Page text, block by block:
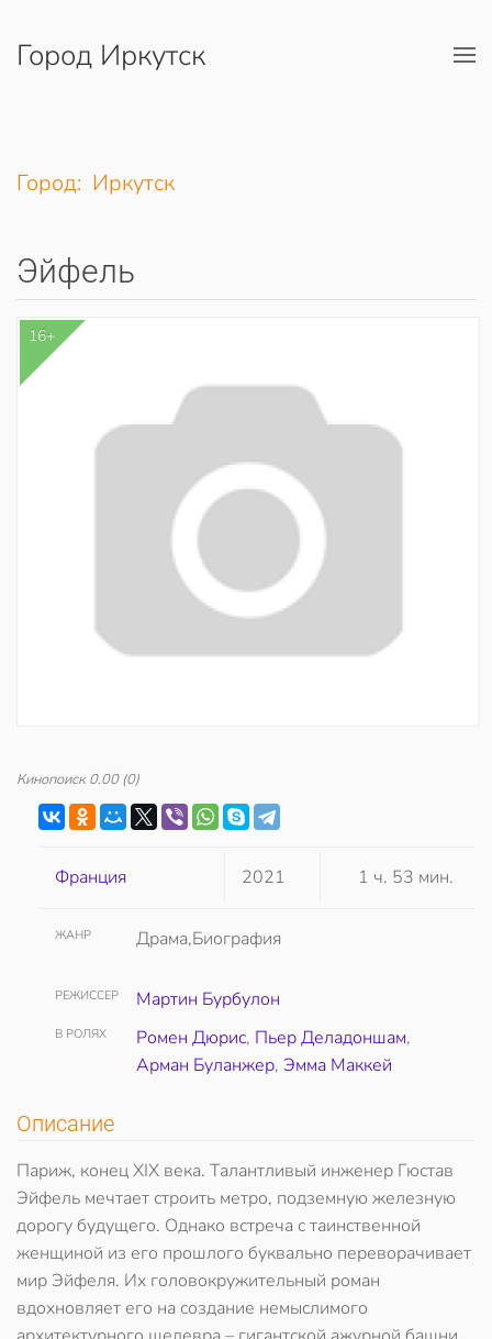
Перейти к содержимому
Город Иркутск
Город: Иркутск
Эйфель
16+
Кинопоиск 0.00(0)
Франция 2021 1 ч. 53 мин.
ЖАНР Драма,Биография
РЕЖИССЕР Мартин Бурбулон
В РОЛЯХ Ромен Дюрис, Пьер Деладоншам,
Арман Буланжер, Эмма Маккей
Описание
Париж, конец XIX века. Талантливый инженер Гюстав
Эйфель мечтает строить метро, подземную железную
дорогу будущего. Однако встреча с таинственной
женщиной из его прошлого буквально переворачивает
мир Эйфеля. Их головокружительный роман
вдохновляет его на создание немыслимого